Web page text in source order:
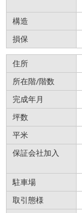
構造
損保
住所
所在階/階数
完成年月
坪数
平米
保証会社加入
駐車場
取引態様